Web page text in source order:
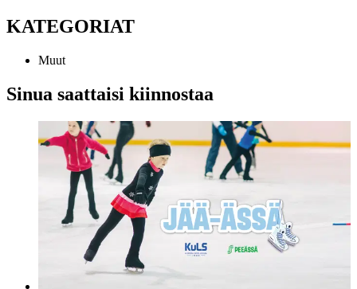
KATEGORIAT
Muut
Sinua saattaisi kiinnostaa